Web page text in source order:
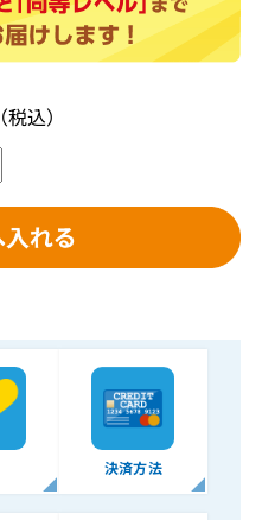
（税込）
決済方法